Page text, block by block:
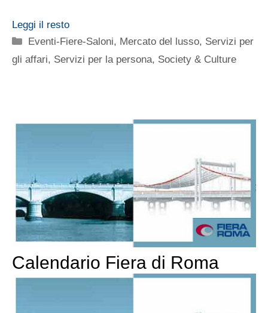
Leggi il resto
Categorie
Eventi-Fiere-Saloni, Mercato del lusso, Servizi per
gli affari, Servizi per la persona, Society & Culture
Calendario Fiera di Roma